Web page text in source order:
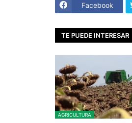
Facebook
TE PUEDE INTERESAR
AGRICULTURA